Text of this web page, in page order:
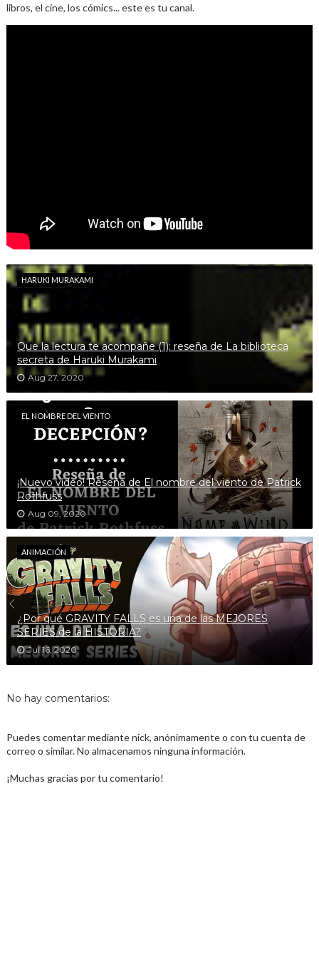
libros, el cine, los cómics... este es tu canal.
HARUKI MURAKAMI
Que la lectura te acompañe (1): reseña de La biblioteca
secreta de Haruki Murakami
Aug 27, 2020
EL NOMBRE DEL VIENTO
¡Nuevo vídeo! Reseña de El nombre del viento de Patrick
Rothfuss
Aug 09, 2020
ANIMACIÓN
¿Por qué GRAVITY FALLS es una de las MEJORES
SERIES de la HISTORIA?
Jul 16, 2020
No hay comentarios:
Puedes comentar mediante nick, anónimamente o con tu cuenta de
correo o similar. No almacenamos ninguna información.
¡Muchas gracias por tu comentario!